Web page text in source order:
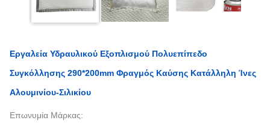
Εργαλεία Υδραυλικού Εξοπλισμού Πολυεπίπεδο
Συγκόλλησης 290*200mm Φραγμός Καύσης Κατάλληλη Ίνες
Αλουμινίου-Σιλικίου
Επωνυμία Μάρκας: